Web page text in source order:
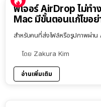
ฟีเจอร์ AirDrop ไม่ท
Mac มีขั้นตอนแก้ไขอย่
สำหรับคนที่ส่งไฟล์หรือรูปภาพผ่า
โดย Zakura Kim
อ่านเพิ่มเติม